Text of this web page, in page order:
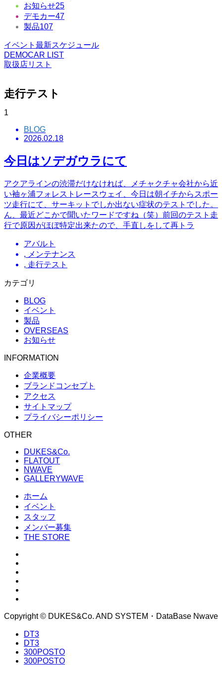
お知らせ25
デモカー47
製品107
イベント最新スケジュール
DEMOCAR LIST
取扱店リスト
走行テスト
1
BLOG
2026.02.18
今日はソデガウラにて
アクアラインの渋滞だけなければ、メチャクチャ会社から近
い袖ヶ浦フォレストレースウェイ、今日は朝イチからスポー
ツ走行にて、サーキットでしか出ない症状のテストでした。
ん、最近どこかで聞いたワードですね（笑）前回のテスト走
行で原因がほぼ特定出来たので、手直しをして再トラ
アバルト
, メンテナンス
, 走行テスト
カテゴリ
BLOG
イベント
製品
OVERSEAS
お知らせ
INFORMATION
企業概要
ブランドコンセプト
アクセス
サイトマップ
プライバシーポリシー
OTHER
DUKES&Co.
FLATOUT
NWAVE
GALLERYWAVE
ホーム
イベント
スタッフ
メンバー募集
THE STORE
Copyright © DUKES&Co. AND SYSTEM・DataBase Nwave
DT3
DT3
300POSTO
300POSTO